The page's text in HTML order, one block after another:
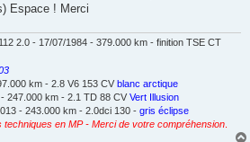
Espace ! Merci
2.0 - 17/07/1984 - 379.000 km - finition TSE CT
km - 2.8 V6 153 CV blanc arctique
247.000 km - 2.1 TD 88 CV Vert Illusion
- 243.000 km - 2.0dci 130 - gris éclipse
en MP - Merci de votre compréhension